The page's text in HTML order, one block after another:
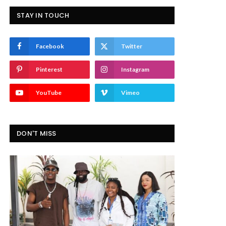
STAY IN TOUCH
Facebook Twitter
Pinterest Instagram
YouTube Vimeo
DON'T MISS